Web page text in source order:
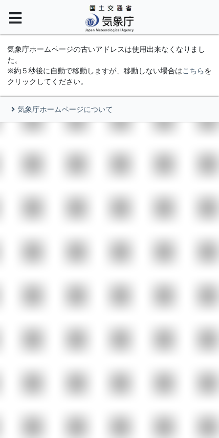
気象庁ホームページの古いアドレスは使用出来なくなりまし
た。
※約５秒後に自動で移動しますが、移動しない場合はこちら を
クリックしてください。
気象庁ホームページについて